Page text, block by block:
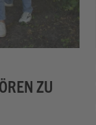
ZU